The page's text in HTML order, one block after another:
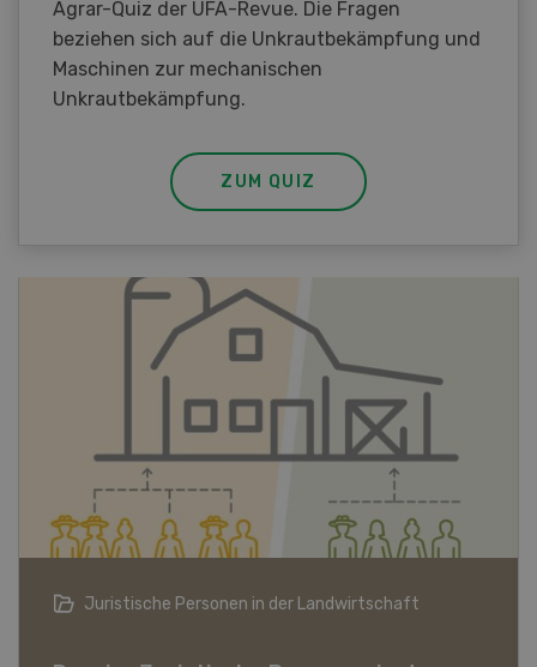
Agrar-Quiz der UFA-Revue. Die Fragen
beziehen sich auf die Unkrautbekämpfung und
Maschinen zur mechanischen
Unkrautbekämpfung.
ZUM QUIZ
Bio-Artikel